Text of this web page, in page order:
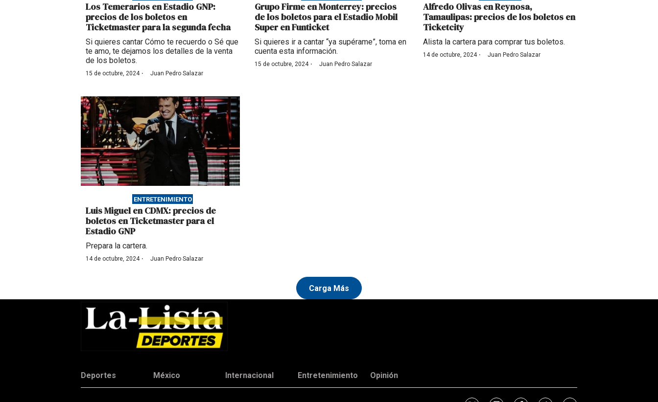
Los Temerarios en Estadio GNP:
precios de los boletos en
Ticketmaster para la segunda fecha
Si quieres cantar Cómo te recuerdo o Sé que
te amo, te dejamos los detalles de la venta
de los boletos.
15 de octubre, 2024· Juan Pedro Salazar
Grupo Firme en Monterrey: precios
de los boletos para el Estadio Mobil
Super en Funticket
Si quieres ir a cantar “ya supérame”, toma en
cuenta esta información.
15 de octubre, 2024· Juan Pedro Salazar
Alfredo Olivas en Reynosa,
Tamaulipas: precios de los boletos en
Ticketcity
Alista la cartera para comprar tus boletos.
14 de octubre, 2024· Juan Pedro Salazar
ENTRETENIMIENTO
Luis Miguel en CDMX: precios de
boletos en Ticketmaster para el
Estadio GNP
Prepara la cartera.
14 de octubre, 2024· Juan Pedro Salazar
Carga Más
Deportes México Internacional Entretenimiento Opinión